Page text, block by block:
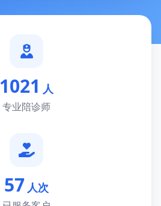
1021 人
专业陪诊师
57 人次